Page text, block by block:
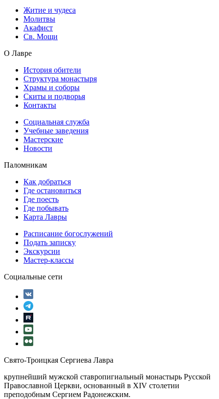
Житие и чудеса
Молитвы
Акафист
Св. Мощи
О Лавре
История обители
Структура монастыря
Храмы и соборы
Скиты и подворья
Контакты
Социальная служба
Учебные заведения
Мастерские
Новости
Паломникам
Как добраться
Где остановиться
Где поесть
Где побывать
Карта Лавры
Расписание богослужений
Подать записку
Экскурсии
Мастер-классы
Социальные сети
Свято-Троицкая Сергиева Лавра
крупнейший мужской ставропигиальный монастырь Русской
Православной Церкви, основанный в XIV столетии
преподобным Сергием Радонежским.